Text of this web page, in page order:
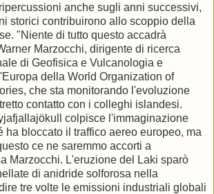
anche sugli anni successivi,
storici contribuirono allo scoppio della
"Niente di tutto questo accadrà
Marzocchi, dirigente di ricerca
di Geofisica e Vulcanologia e
della World Organization of
che sta monitorando l'evoluzione
contatto con i colleghi islandesi.
colpisce l'immaginazione
ha bloccato il traffico aereo europeo, ma
ce ne saremmo accorti a
Marzocchi. L'eruzione del Laki sparò
di anidride solforosa nella
tre volte le emissioni industriali globali